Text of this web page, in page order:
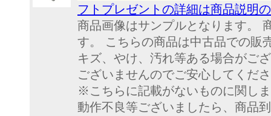
フトプレゼントの詳細は商品説明
商品画像はサンプルとなります。
す。 こちらの商品は中古品での販
キズ、やけ、汚れ等ある場合がご
ございませんのでご安心してくだ
※こちらに記載がないものに関し
動作不良等ございましたら、商品